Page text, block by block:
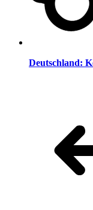
Deutschland: